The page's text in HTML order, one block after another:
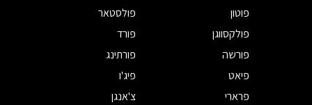
פוטון
פולסטאר
פולקסווגן
פורד
פורשה
פורתינג
פיאט
פיג'ו
פרארי
צ'אנגן